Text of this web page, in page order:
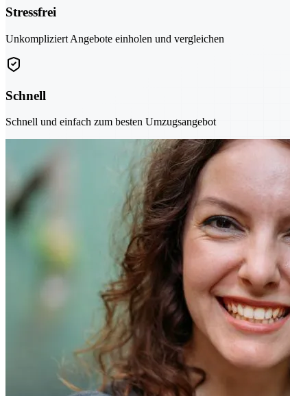
Stressfrei
Unkompliziert Angebote einholen und vergleichen
Schnell
Schnell und einfach zum besten Umzugsangebot